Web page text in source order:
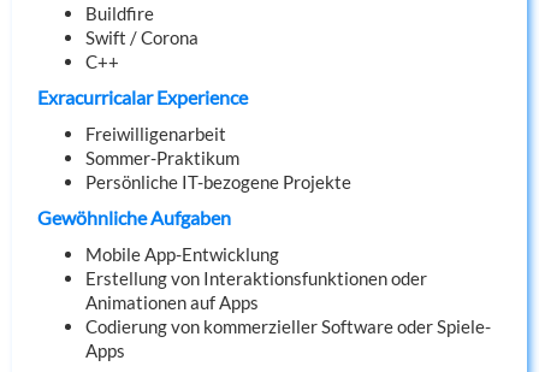
Buildfire
Swift / Corona
C++
Exracurricalar Experience
Freiwilligenarbeit
Sommer-Praktikum
Persönliche IT-bezogene Projekte
Gewöhnliche Aufgaben
Mobile App-Entwicklung
Erstellung von Interaktionsfunktionen oder
Animationen auf Apps
Codierung von kommerzieller Software oder Spiele-
Apps